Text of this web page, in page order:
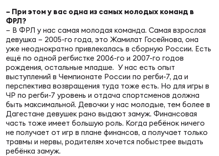
по
– При этом у вас одна из самых молодых команд в
ФРЛ?
– В ФРЛ у нас самая молодая команда. Самая взрослая
девушка – 2005-го года, это Жамилат Госейнова, она
уже неоднократно привлекалась в сборную России. Есть
ещё по одной регбистке 2006-го и 2007-го годов
рождения, остальные младше. У нас есть опыт
выступлений в Чемпионате России по регби-7, да и
перспектива возвращения туда тоже есть. Но для игры в
ЧР по регби-7 уровень и отдача спортсменов должна
быть максимальной. Девочки у нас молодые, тем более в
Дагестане девушек рано выдают замуж. Финансовая
часть тоже имеет большую роль. Когда ребёнок ничего
не получает от игр в плане финансов, а получает только
травмы и нервы, родителям хочется побыстрее выдать
ребёнка замуж.